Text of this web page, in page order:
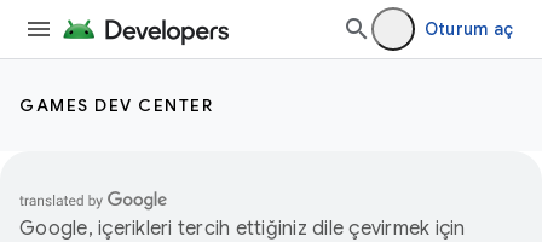
Oturum aç
GAMES DEV CENTER
Google, içerikleri tercih ettiğiniz dile çevirmek için